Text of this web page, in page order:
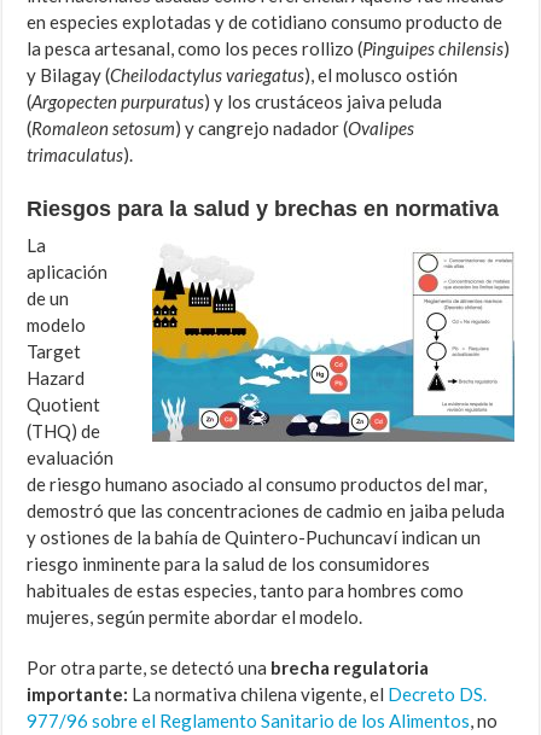
en especies explotadas y de cotidiano consumo producto de
la pesca artesanal, como los peces rollizo (Pinguipes chilensis)
y Bilagay (Cheilodactylus variegatus), el molusco ostión
(Argopecten purpuratus) y los crustáceos jaiva peluda
(Romaleon setosum) y cangrejo nadador (Ovalipes
trimaculatus).
Riesgos para la salud y brechas en normativa
La
aplicación
de un
modelo
Target
Hazard
Quotient
(THQ) de
evaluación
de riesgo humano asociado al consumo productos del mar,
demostró que las concentraciones de cadmio en jaiba peluda
y ostiones de la bahía de Quintero-Puchuncaví indican un
riesgo inminente para la salud de los consumidores
habituales de estas especies, tanto para hombres como
mujeres, según permite abordar el modelo.
Por otra parte, se detectó una brecha regulatoria
importante: La normativa chilena vigente, el Decreto DS.
977/96 sobre el Reglamento Sanitario de los Alimentos, no